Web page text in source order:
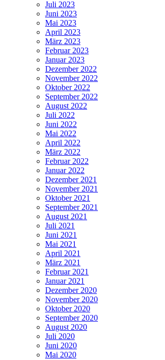
Juli 2023
Juni 2023
Mai 2023
April 2023
März 2023
Februar 2023
Januar 2023
Dezember 2022
November 2022
Oktober 2022
September 2022
August 2022
Juli 2022
Juni 2022
Mai 2022
April 2022
März 2022
Februar 2022
Januar 2022
Dezember 2021
November 2021
Oktober 2021
September 2021
August 2021
Juli 2021
Juni 2021
Mai 2021
April 2021
März 2021
Februar 2021
Januar 2021
Dezember 2020
November 2020
Oktober 2020
September 2020
August 2020
Juli 2020
Juni 2020
Mai 2020